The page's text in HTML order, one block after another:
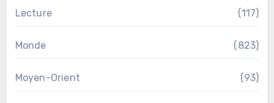
Lecture (117)
Monde (823)
Moyen-Orient (93)